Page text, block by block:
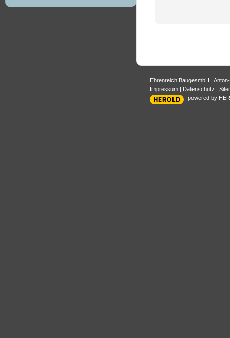
Ehrenreich BaugesmbH |
Impressum | Datenschutz |
powered by